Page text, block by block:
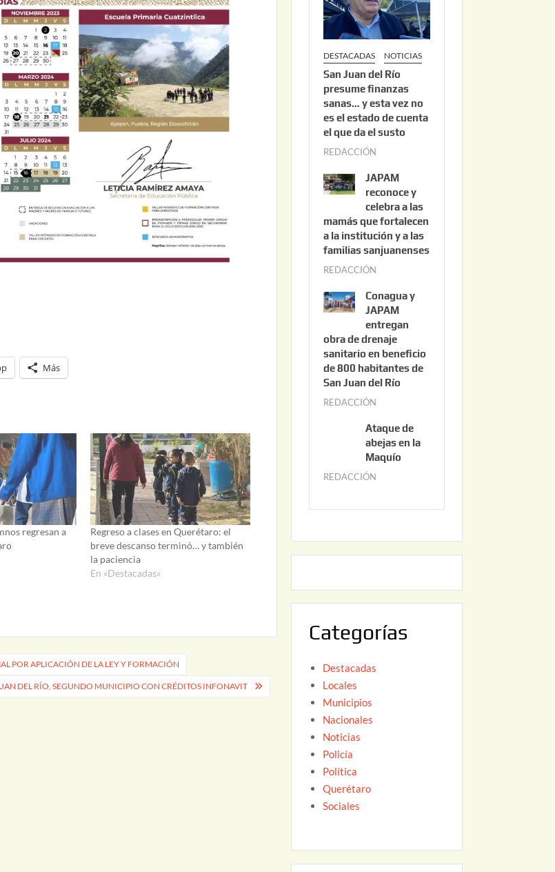
Más
regresan a
Regreso a clases en Querétaro: el
breve descanso terminó… y también
la paciencia
En «Destacadas»
POR APLICACIÓN DE LA LEY Y FORMACIÓN
DEL RÍO, SEGUNDO MUNICIPIO CON CRÉDITOS INFONAVIT
,
2
0
2
6
DESTACADAS NOTICIAS
San Juan del Río
presume finanzas
sanas… y esta vez no
es el estado de cuenta
el que da el susto
REDACCIÓN
s
t
o
3
0
2
6
JAPAM
reconoce y
celebra a las
mamás que fortalecen
a la institución y a las
familias sanjuanenses
REDACCIÓN
n
i
o
3
0
0
2
6
Conagua y
JAPAM
entregan
obra de drenaje
sanitario en beneficio
de 800 habitantes de
San Juan del Río
REDACCIÓN
n
i
0
2
Ataque de
abejas en la
Maquío
REDACCIÓN
y
2
Categorías
Destacadas
Locales
Municipios
Nacionales
Noticias
Policía
Política
Querétaro
Sociales